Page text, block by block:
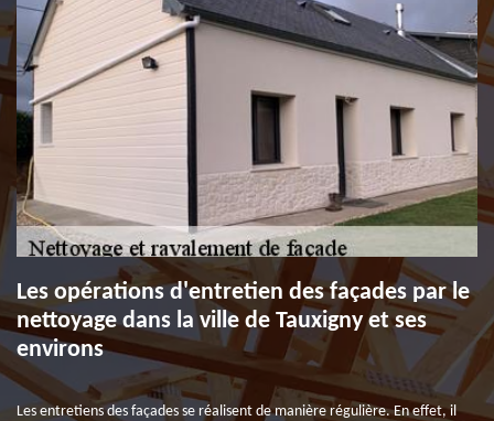
Les opérations d'entretien des façades par le
nettoyage dans la ville de Tauxigny et ses
environs
Les entretiens des façades se réalisent de manière régulière. En effet, il